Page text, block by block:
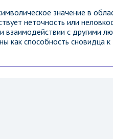
значение в
неточность или
взаимодействии с другими
как способность